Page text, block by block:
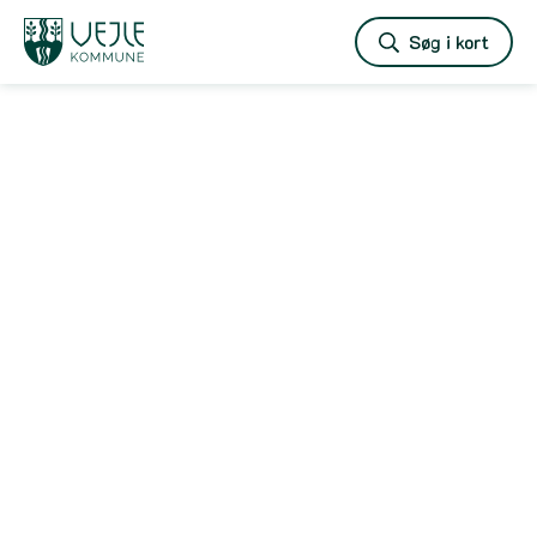
Vejle
kommune
Søg i kort